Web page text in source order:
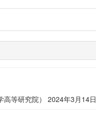
等研究院） 2024年3月14日